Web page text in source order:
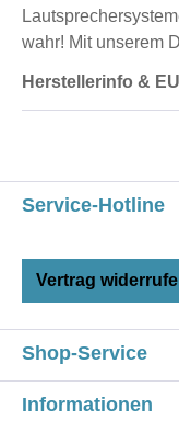
wahr! Mit unserem
Herstellerinfo &
Service-Hotline
Vertrag
Shop-Service
Informationen